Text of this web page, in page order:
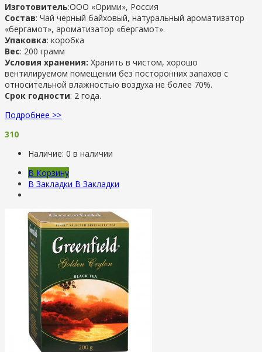
Изготовитель:ООО «Орими», Россия
Состав: Чай черный байховый, натуральный ароматизатор
«бергамот», ароматизатор «бергамот».
Упаковка: коробка
Вес: 200 грамм
Условия хранения: Хранить в чистом, хорошо
вентилируемом помещении без посторонних запахов с
относительной влажностью воздуха не более 70%.
Срок годности: 2 года.
Подробнее >>
310
Наличие: 0 в наличии
В Корзину
В Закладки В Закладки